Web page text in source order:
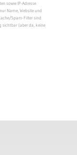
sowie IP-Adresse
Name, Website und
Spam-Filter sind
sichtbar (aber da, keine